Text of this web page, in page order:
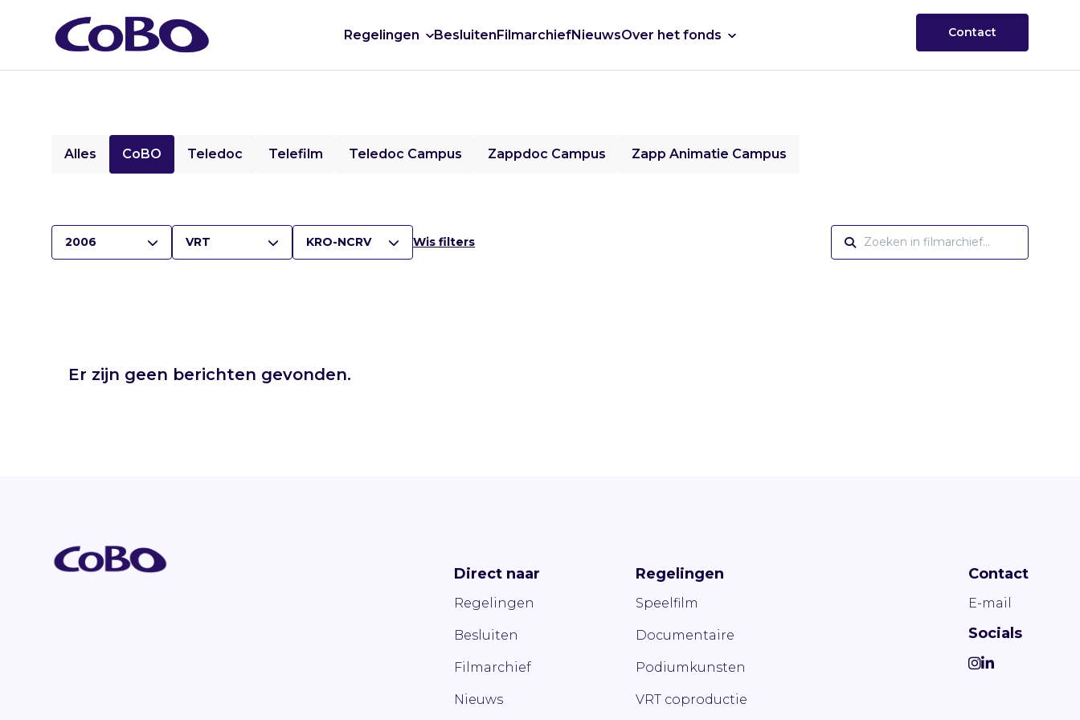
Regelingen BesluitenFilmarchiefNieuwsOver het fonds Contact
Alles CoBO Teledoc Telefilm Teledoc Campus Zappdoc Campus Zapp Animatie Campus
2006 VRT KRO-NCRV Wis filters
Er zijn geen berichten gevonden.
Direct naar
Regelingen
Besluiten
Filmarchief
Nieuws
Regelingen
Speelfilm
Documentaire
Podiumkunsten
VRT coproductie
Contact
E-mail
Socials